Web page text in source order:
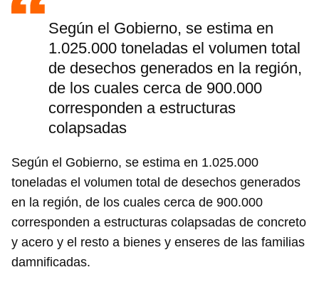
Guardar como favorito
iniciar sesión con tu cuenta de 14ymedio.
INICIAR SESIÓN CANCELAR
Según el Gobierno, se estima en
1.025.000 toneladas el volumen total
de desechos generados en la región,
de los cuales cerca de 900.000
corresponden a estructuras
colapsadas
Según el Gobierno, se estima en 1.025.000
toneladas el volumen total de desechos generados
en la región, de los cuales cerca de 900.000
corresponden a estructuras colapsadas de concreto
y acero y el resto a bienes y enseres de las familias
damnificadas.